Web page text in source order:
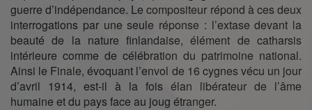
guerre d’indépendance. Le compositeur répond à ces deux
interrogations par une seule réponse : l’extase devant la
beauté de la nature finlandaise, élément de catharsis
intérieure comme de célébration du patrimoine national.
Ainsi le Finale, évoquant l’envol de 16 cygnes vécu un jour
d’avril 1914, est-il à la fois élan libérateur de l’âme
humaine et du pays face au joug étranger.